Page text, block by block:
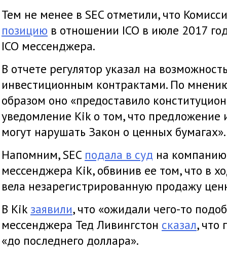
Тем не менее в SEC отметили, что
позицию в отношении ICO в июле 2017
ICO мессенджера.
В отчете регулятор указал на
инвестиционным контрактами. По
образом оно «предоставило
уведомление Kik о том, что предложение
могут нарушать Закон о ценных бумагах».
Напомним, SEC подала в суд на
мессенджера Kik, обвинив ее том, что в
вела незарегистрированную продажу
В Kikзаявили, что «ожидали чего-то
мессенджера Тед Ливингстон сказал, что
«до последнего доллара».